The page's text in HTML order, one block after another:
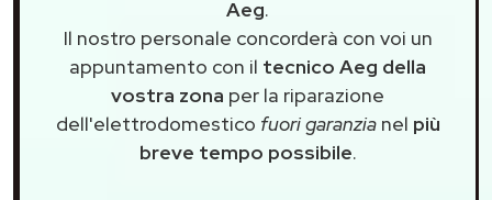
Aeg.
Il nostro personale concorderà con voi un
appuntamento con il tecnico Aeg della
vostra zona per la riparazione
dell'elettrodomestico fuori garanzianel più
breve tempo possibile.